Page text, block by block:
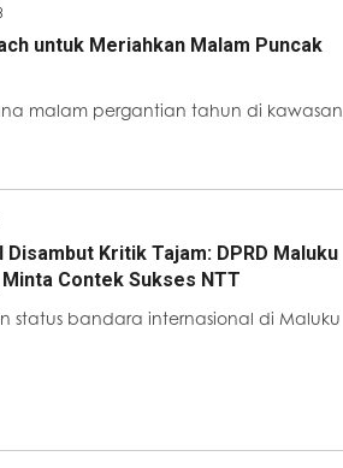
untuk Meriahkan Malam Puncak
malam pergantian tahun di kawasan
Kritik Tajam: DPRD Maluku
Contek Sukses NTT
status bandara internasional di Maluku